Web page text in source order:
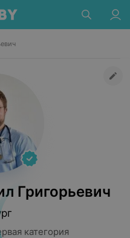
Григорьевич
категория